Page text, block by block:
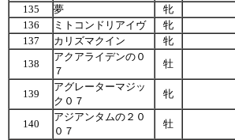
135
夢 牝
136
ミトコンドリアイヴ 牝
137
カリズマクイン 牝
138
アクアライデンの０
７
牡
139
アグレーターマジッ
ク０７
牝
140
アジアンタムの２０
０７
牡